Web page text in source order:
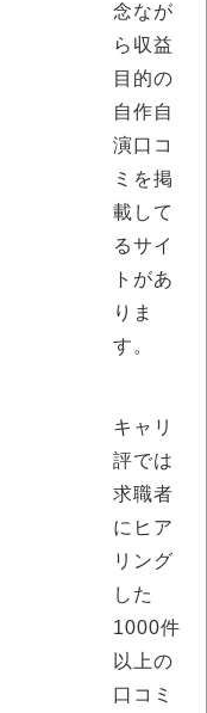
念なが
ら収益
目的の
自作自
演口コ
ミを掲
載して
るサイ
トがあ
りま
す。
キャリ
評では
求職者
にヒア
リング
した
1000件
以上の
口コミ